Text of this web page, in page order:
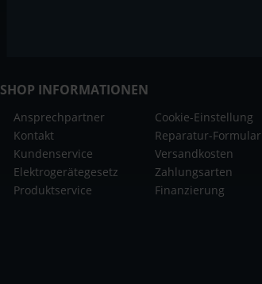
SHOP INFORMATIONEN
Ansprechpartner
Kontakt
Kundenservice
Elektrogerätegesetz
Produktservice
Cookie-Einstellung
Reparatur-Formular
Versandkosten
Zahlungsarten
Finanzierung